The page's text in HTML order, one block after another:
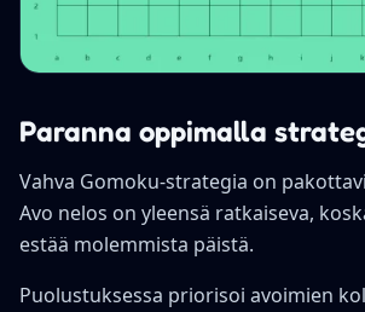
Paranna oppimalla
Vahva Gomoku-strategia on
Avo nelos on yleensä ratkaiseva,
estää molemmista päistä.
Puolustuksessa priorisoi avoimien